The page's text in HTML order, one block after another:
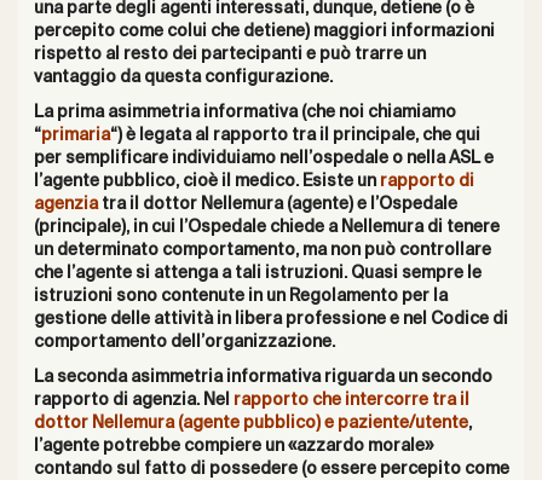
una parte degli agenti interessati, dunque, detiene (o è
percepito come colui che detiene) maggiori informazioni
rispetto al resto dei partecipanti e può trarre un
vantaggio da questa configurazione.
La prima asimmetria informativa (che noi chiamiamo
“primaria“) è legata al rapporto tra il principale, che qui
per semplificare individuiamo nell’ospedale o nella ASL e
l’agente pubblico, cioè il medico. Esiste un rapporto di
agenziatra il dottor Nellemura (agente) e l’Ospedale
(principale), in cui l’Ospedale chiede a Nellemura di tenere
un determinato comportamento, ma non può controllare
che l’agente si attenga a tali istruzioni. Quasi sempre le
istruzioni sono contenute in un Regolamento per la
gestione delle attività in libera professione e nel Codice di
comportamento dell’organizzazione.
La seconda asimmetria informativa riguarda un secondo
rapporto di agenzia. Nel rapporto che intercorre tra il
dottor Nellemura (agente pubblico) e paziente/utente,
l’agente potrebbe compiere un «azzardo morale»
contando sul fatto di possedere (o essere percepito come